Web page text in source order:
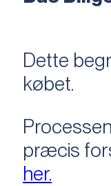
Dette
købet.
præcis
her.